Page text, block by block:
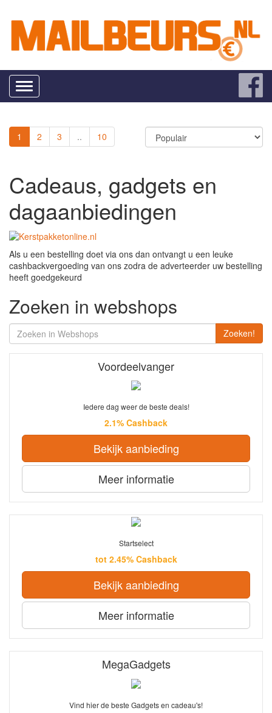
Toggle
navigation
1 2 3 .. 10
Cadeaus, gadgets en
dagaanbiedingen
Als u een bestelling doet via ons dan ontvangt u een leuke
cashbackvergoeding van ons zodra de adverteerder uw bestelling
heeft goedgekeurd
Zoeken in webshops
Zoeken!
Voordeelvanger
Iedere dag weer de beste deals!
2.1% Cashback
Bekijk aanbieding
Meer informatie
Startselect
tot 2.45% Cashback
Bekijk aanbieding
Meer informatie
MegaGadgets
Vind hier de beste Gadgets en cadeau's!